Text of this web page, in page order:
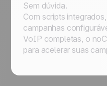
Sem dúvida.
Com scripts
campanhas
VoIP completas, o
para acelerar suas